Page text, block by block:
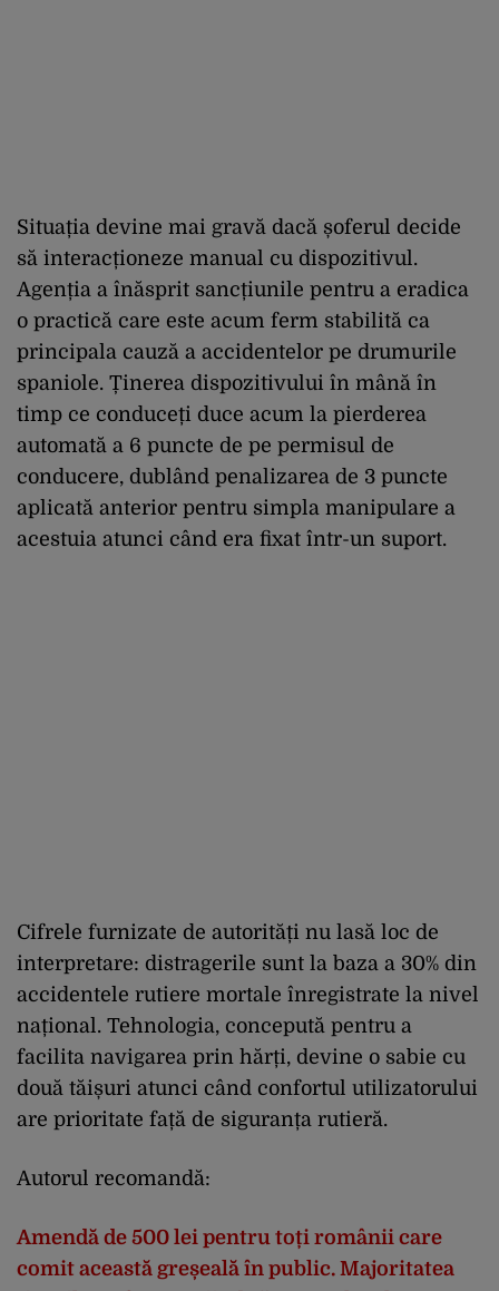
Situația devine mai gravă dacă șoferul decide
să interacționeze manual cu dispozitivul.
Agenția a înăsprit sancțiunile pentru a eradica
o practică care este acum ferm stabilită ca
principala cauză a accidentelor pe drumurile
spaniole. Ținerea dispozitivului în mână în
timp ce conduceți duce acum la pierderea
automată a 6 puncte de pe permisul de
conducere, dublând penalizarea de 3 puncte
aplicată anterior pentru simpla manipulare a
acestuia atunci când era fixat într-un suport.
Cifrele furnizate de autorități nu lasă loc de
interpretare: distragerile sunt la baza a 30% din
accidentele rutiere mortale înregistrate la nivel
național. Tehnologia, concepută pentru a
facilita navigarea prin hărți, devine o sabie cu
două tăișuri atunci când confortul utilizatorului
are prioritate față de siguranța rutieră.
Autorul recomandă:
Amendă de 500 lei pentru toți românii care
comit această greșeală în public. Majoritatea